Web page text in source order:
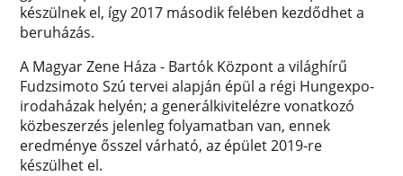
készülnek el, így 2017 második felében kezdődhet a
beruházás.
A Magyar Zene Háza - Bartók Központ a világhírű
Fudzsimoto Szú tervei alapján épül a régi Hungexpo-
irodaházak helyén; a generálkivitelézre vonatkozó
közbeszerzés jelenleg folyamatban van, ennek
eredménye ősszel várható, az épület 2019-re
készülhet el.